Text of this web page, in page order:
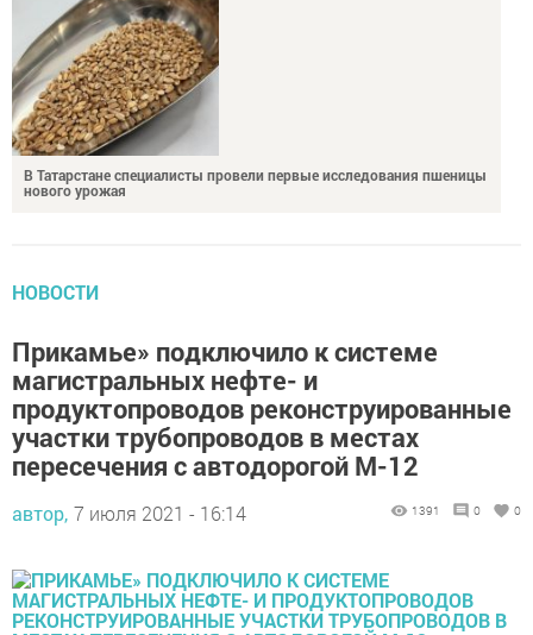
В Татарстане специалисты провели первые исследования пшеницы
нового урожая
Прикамье» подключило к системе
магистральных нефте- и
продуктопроводов реконструированные
участки трубопроводов в местах
пересечения с автодорогой М-12